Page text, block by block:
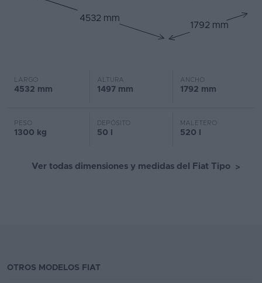
4532 mm
1792 mm
LARGO
4532 mm
ALTURA
1497 mm
ANCHO
1792 mm
PESO
1300 kg
DEPÓSITO
50 l
MALETERO
520 l
Ver todas dimensiones y medidas del Fiat Tipo >
OTROS MODELOS FIAT